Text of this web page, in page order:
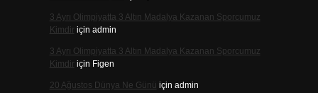
3 Ayrı Olimpiyatta 3 Altın Madalya Kazanan Sporcumuz
Kimdiriçin admin
3 Ayrı Olimpiyatta 3 Altın Madalya Kazanan Sporcumuz
Kimdiriçin Figen
20 Ağustos Dünya Ne Günü için admin